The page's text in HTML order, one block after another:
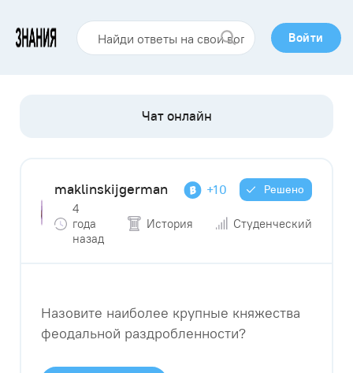
Войти
maklinskijgerman +10 Решено
4
года
назад
История Студенческий
Назовите наиболее крупные княжества
феодальной раздробленности?